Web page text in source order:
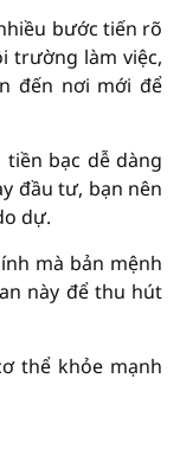
bước tiến rõ
trường làm việc,
đến nơi mới để
bạc dễ dàng
đầu tư, bạn nên
dự.
mà bản mệnh
này để thu hút
thể khỏe mạnh